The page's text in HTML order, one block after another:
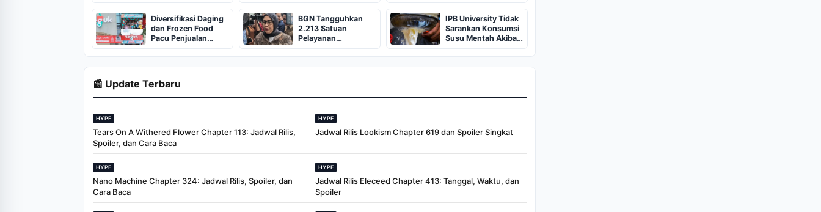
Bergizi Gratis
Parmesan
karena Minim
Transparansi
Diversifikasi Daging
dan Frozen Food
Pacu Penjualan
TGUK
BGN Tangguhkan
2.213 Satuan
Pelayanan
Pemenuhan Gizi
IPB University Tidak
Sarankan Konsumsi
Susu Mentah Akibat
Risiko Bakteri
📰 Update Terbaru
HYPE
Tears On A Withered Flower Chapter 113: Jadwal Rilis,
Spoiler, dan Cara Baca
HYPE
Jadwal Rilis Lookism Chapter 619 dan Spoiler Singkat
HYPE
Nano Machine Chapter 324: Jadwal Rilis, Spoiler, dan
Cara Baca
HYPE
Jadwal Rilis Eleceed Chapter 413: Tanggal, Waktu, dan
Spoiler